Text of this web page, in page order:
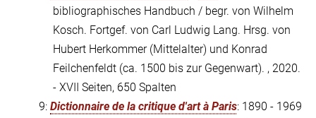
bibliographisches Handbuch / begr. von Wilhelm
Kosch. Fortgef. von Carl Ludwig Lang. Hrsg. von
Hubert Herkommer (Mittelalter) und Konrad
Feilchenfeldt (ca. 1500 bis zur Gegenwart). , 2020.
- XVII Seiten, 650 Spalten
9: Dictionnaire de la critique d'art à Paris: 1890 - 1969